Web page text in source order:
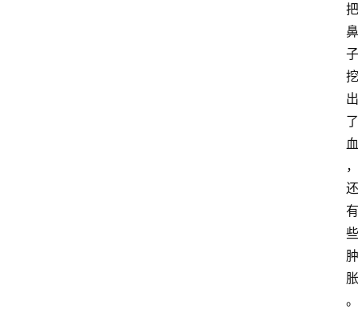
把
鼻
子
挖
出
了
血
，
还
有
些
肿
胀
。